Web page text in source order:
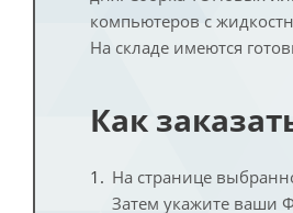
компьютеров с
На складе имеются
Как
На странице
Затем укажите ваши